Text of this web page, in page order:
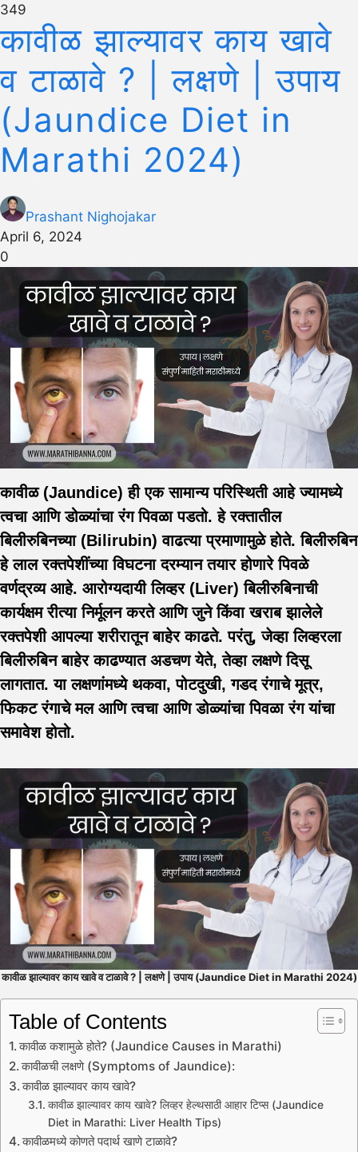
349
कावीळ झाल्यावर काय खावे
व टाळावे ? | लक्षणे | उपाय
(Jaundice Diet in
Marathi 2024)
Prashant Nighojakar
April 6, 2024
0
कावीळ(Jaundice) ही एक सामान्य परिस्थिती आहे ज्यामध्ये
त्वचा आणि डोळ्यांचा रंग पिवळा पडतो. हे रक्तातील
बिलीरुबिनच्या (Bilirubin) वाढत्या प्रमाणामुळे होते. बिलीरुबिन
हे लाल रक्तपेशींच्या विघटना दरम्यान तयार होणारे पिवळे
वर्णद्रव्य आहे. आरोग्यदायी लिव्हर (Liver) बिलीरुबिनाची
कार्यक्षम रीत्या निर्मूलन करते आणि जुने किंवा खराब झालेले
रक्तपेशी आपल्या शरीरातून बाहेर काढते. परंतु, जेव्हा लिव्हरला
बिलीरुबिन बाहेर काढण्यात अडचण येते, तेव्हा लक्षणे दिसू
लागतात. या लक्षणांमध्ये थकवा, पोटदुखी, गडद रंगाचे मूत्र,
फिकट रंगाचे मल आणि त्वचा आणि डोळ्यांचा पिवळा रंग यांचा
समावेश होतो.
कावीळ झाल्यावर काय खावे व टाळावे ? | लक्षणे | उपाय (Jaundice Diet in Marathi 2024)
Table of Contents
कावीळ कशामुळे होते? (Jaundice Causes in Marathi)
कावीळची लक्षणे (Symptoms of Jaundice):
कावीळ झाल्यावर काय खावे?
कावीळ झाल्यावर काय खावे? लिव्हर हेल्थसाठी आहार टिप्स (Jaundice
Diet in Marathi: Liver Health Tips)
कावीळमध्ये कोणते पदार्थ खाणे टाळावे?